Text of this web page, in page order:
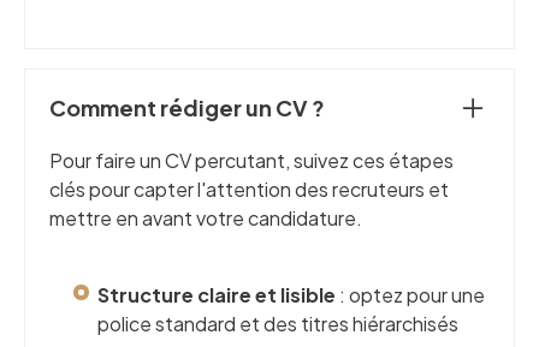
Comment rédiger un CV ?
Pour faire un CV percutant, suivez ces étapes
clés pour capter l'attention des recruteurs et
mettre en avant votre candidature.
Structure claire et lisible : optez pour une
police standard et des titres hiérarchisés